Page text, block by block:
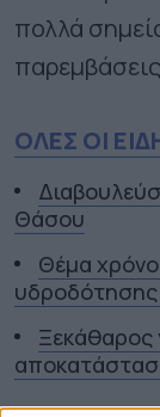
πολλά
ΟΛΕΣ ΟΙ
Θάσου
Θέμα
υδροδότησης
Ξεκάθαρος